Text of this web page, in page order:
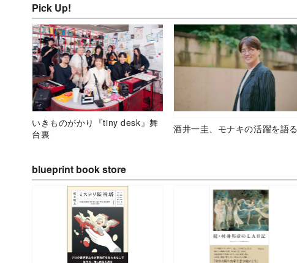
Pick Up!
いきものがかり『tiny desk』舞
台裏
酒井一圭、モナキの活躍を語る
blueprint book store